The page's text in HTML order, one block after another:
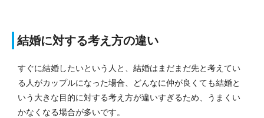
結婚に対する考え方の違い
すぐに結婚したいという人と、結婚はまだまだ先と考えてい
る人がカップルになった場合、どんなに仲が良くても結婚と
いう大きな目的に対する考え方が違いすぎるため、うまくい
かなくなる場合が多いです。